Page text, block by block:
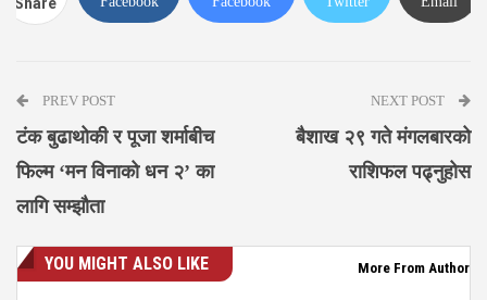
PREV POST
टंक बुढाथोकी र पूजा शर्माबीच
फिल्म ‘मन विनाको धन २’ का
लागि सम्झौता
NEXT POST
बैशाख २९ गते मंगलबारको
राशिफल पढ्नुहोस
YOU MIGHT ALSO LIKE More From Author